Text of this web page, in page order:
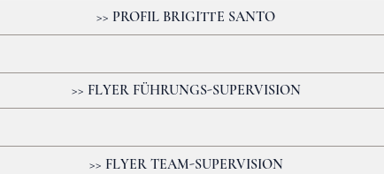
>> HIER PROFIL HERUNTERLADEN
>> PROFIL BRIGITTE SANTO
>> FLYER FÜHRUNGS-SUPERVISION
>> FLYER TEAM-SUPERVISION